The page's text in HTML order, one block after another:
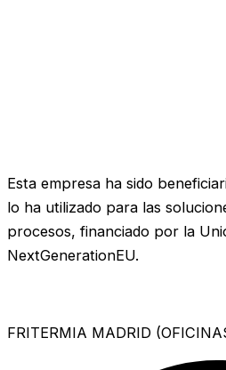
Esta empresa ha sido
lo ha utilizado para las
procesos, financiado por la
NextGenerationEU.
FRITERMIA MADRID